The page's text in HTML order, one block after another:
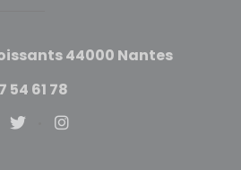
44000 Nantes((ouvre
54 61 78
((ouvre une
Twitter ((ouvre une
Instagram ((ouvre